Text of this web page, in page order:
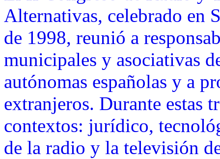
Alternativas, celebrado en
de 1998, reunió a
municipales y asociativas
autónomas españolas y a
extranjeros. Durante estas
contextos: jurídico,
de la radio y la televisión